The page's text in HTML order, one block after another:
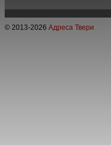
© 2013-2026 Адреса Твери